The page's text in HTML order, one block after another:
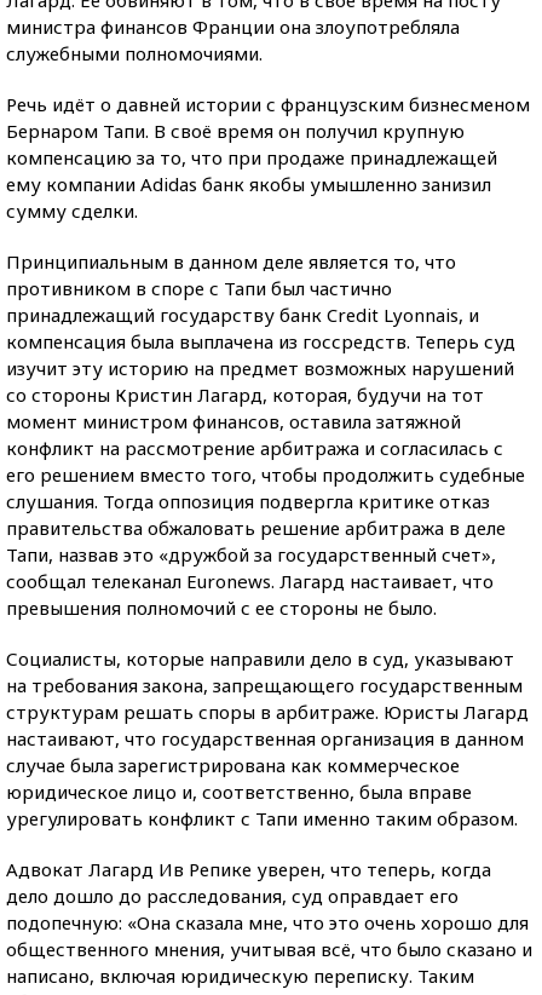
министра финансов Франции она злоупотребляла
служебными полномочиями.
Речь идёт о давней истории с французским бизнесменом
Бернаром Тапи. В своё время он получил крупную
компенсацию за то, что при продаже принадлежащей
ему компании Adidas банк якобы умышленно занизил
сумму сделки.
Принципиальным в данном деле является то, что
противником в споре с Тапи был частично
принадлежащий государству банк Crеdit Lyonnais, и
компенсация была выплачена из госсредств. Теперь суд
изучит эту историю на предмет возможных нарушений
со стороны Кристин Лагард, которая, будучи на тот
момент министром финансов, оставила затяжной
конфликт на рассмотрение арбитража и согласилась с
его решением вместо того, чтобы продолжить судебные
слушания. Тогда оппозиция подвергла критике отказ
правительства обжаловать решение арбитража в деле
Тапи, назвав это «дружбой за государственный счет»,
сообщал телеканал Euronews. Лагард настаивает, что
превышения полномочий с ее стороны не было.
Социалисты, которые направили дело в суд, указывают
на требования закона, запрещающего государственным
структурам решать споры в арбитраже. Юристы Лагард
настаивают, что государственная организация в данном
случае была зарегистрирована как коммерческое
юридическое лицо и, соответственно, была вправе
урегулировать конфликт с Тапи именно таким образом.
Адвокат Лагард Ив Репике уверен, что теперь, когда
дело дошло до расследования, суд оправдает его
подопечную: «Она сказала мне, что это очень хорошо для
общественного мнения, учитывая всё, что было сказано и
написано, включая юридическую переписку. Таким